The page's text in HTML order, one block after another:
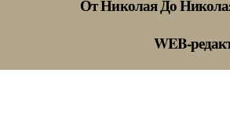
От Николая До
WEB-